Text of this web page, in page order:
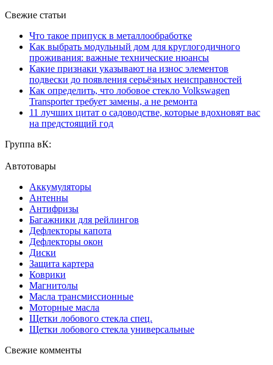
Свежие статьи
Что такое припуск в металлообработке
Как выбрать модульный дом для круглогодичного
проживания: важные технические нюансы
Какие признаки указывают на износ элементов
подвески до появления серьёзных неисправностей
Как определить, что лобовое стекло Volkswagen
Transporter требует замены, а не ремонта
11 лучших цитат о садоводстве, которые вдохновят вас
на предстоящий год
Группа вК:
Автотовары
Аккумуляторы
Антенны
Антифризы
Багажники для рейлингов
Дефлекторы капота
Дефлекторы окон
Диски
Защита картера
Коврики
Магнитолы
Масла трансмиссионные
Моторные масла
Щетки лобового стекла спец.
Щетки лобового стекла универсальные
Свежие комменты